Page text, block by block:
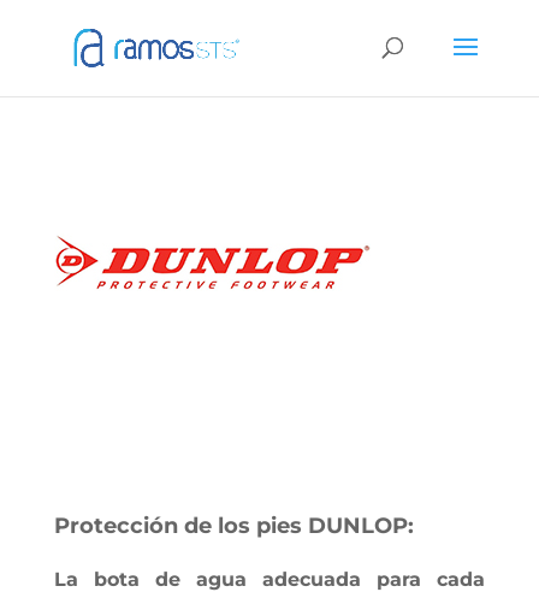
Protección de los pies DUNLOP:
La bota de agua adecuada para cada